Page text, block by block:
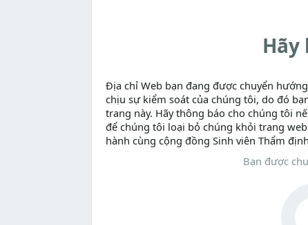
Hãy
Địa chỉ Web bạn đang được chuyển
chịu sự kiểm soát của chúng tôi, do đó
trang này. Hãy thông báo cho chúng tôi
để chúng tôi loại bỏ chúng khỏi trang
hành cùng cộng đồng Sinh viên Thẩm
Bạn được